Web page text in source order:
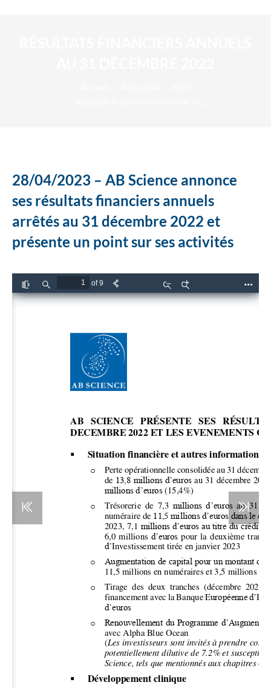
28/04/2023 – AB Science annonce
ses résultats financiers annuels
arrêtés au 31 décembre 2022 et
présente un point sur ses activités